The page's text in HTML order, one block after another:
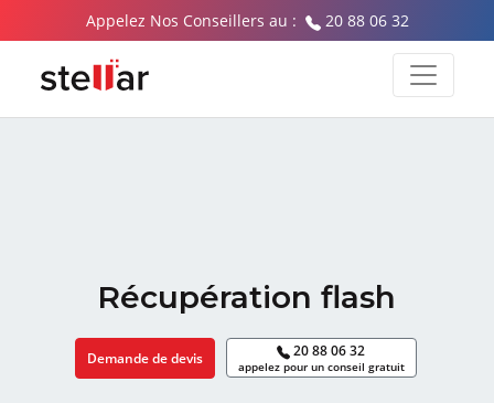
Appelez Nos Conseillers au : 20 88 06 32
Récupération flash
Demande de devis 20 88 06 32
appelez pour un conseil gratuit